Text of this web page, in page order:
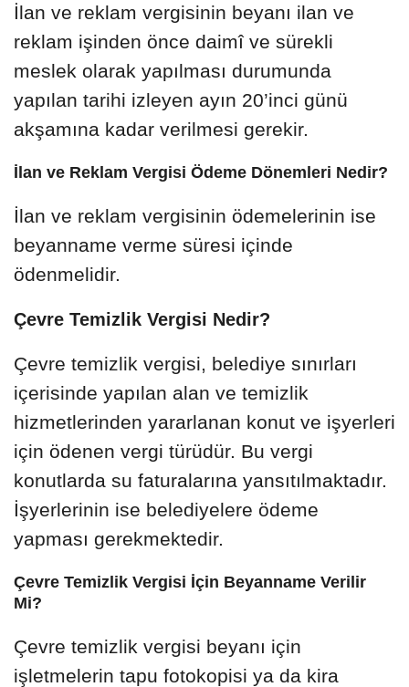
İlan ve reklam vergisinin beyanı ilan ve
reklam işinden önce daimî ve sürekli
meslek olarak yapılması durumunda
yapılan tarihi izleyen ayın 20’inci günü
akşamına kadar verilmesi gerekir.
İlan ve Reklam Vergisi Ödeme Dönemleri Nedir?
İlan ve reklam vergisinin ödemelerinin ise
beyanname verme süresi içinde
ödenmelidir.
Çevre Temizlik Vergisi Nedir?
Çevre temizlik vergisi, belediye sınırları
içerisinde yapılan alan ve temizlik
hizmetlerinden yararlanan konut ve işyerleri
için ödenen vergi türüdür. Bu vergi
konutlarda su faturalarına yansıtılmaktadır.
İşyerlerinin ise belediyelere ödeme
yapması gerekmektedir.
Çevre Temizlik Vergisi İçin Beyanname Verilir
Mi?
Çevre temizlik vergisi beyanı için
işletmelerin tapu fotokopisi ya da kira